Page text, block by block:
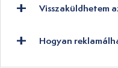
Visszaküldhetem
Hogyan